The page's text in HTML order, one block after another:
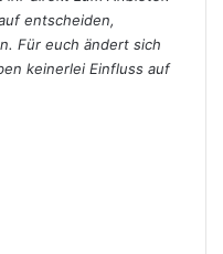
entscheiden,
Für euch ändert sich
keinerlei Einfluss auf